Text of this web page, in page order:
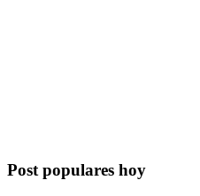
Post populares hoy